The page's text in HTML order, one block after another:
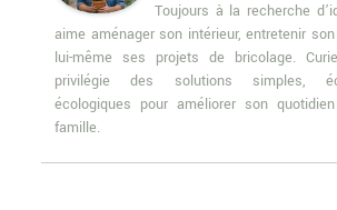
Toujours à la recherche
aime aménager son intérieur, entretenir
lui-même ses projets de bricolage.
privilégie des solutions simples,
écologiques pour améliorer son
famille.